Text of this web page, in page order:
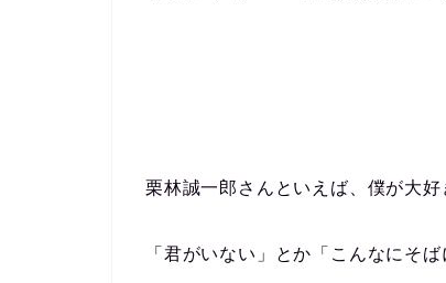
栗林誠一郎さんといえば、僕が大
「君がいない」とか「こんなにそ